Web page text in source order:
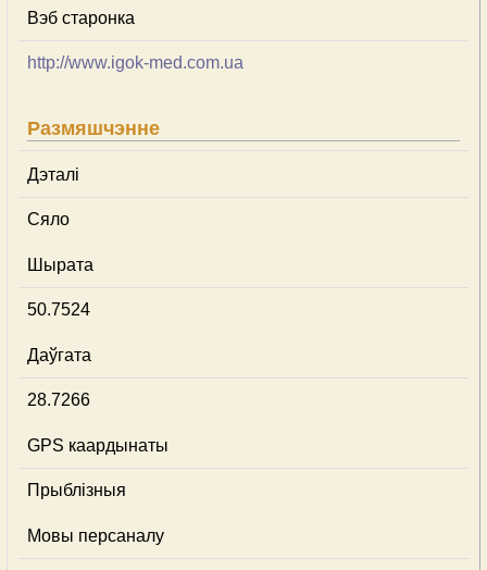
Вэб старонка
http://www.igok-med.com.ua
Размяшчэнне
Дэталі
Сяло
Шырата
50.7524
Даўгата
28.7266
GPS каардынаты
Прыблізныя
Мовы персаналу